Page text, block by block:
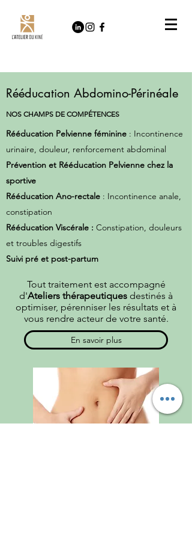
Rééducation Abdomino-Périnéale
NOS CHAMPS DE COMPÉTENCES
Rééducation Pelvienne féminine : Incontinence
urinaire, douleur, renforcement abdominal
Prévention et Rééducation Pelvienne chez la
sportive
Rééducation Ano-rectale : Incontinence anale,
constipation
Rééducation Viscérale : Constipation, douleurs
et troubles digestifs
Suivi pré et post-partum
Tout traitement est accompagné
d'Ateliers thérapeutiques destinés à
optimiser, pérenniser les résultats et à
vous rendre acteur de votre santé.
En savoir plus